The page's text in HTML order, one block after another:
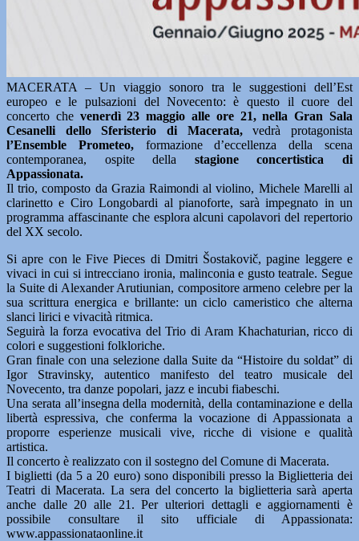
MACERATA – Un viaggio sonoro tra le suggestioni dell’Est
europeo e le pulsazioni del Novecento: è questo il cuore del
concerto chevenerdì 23 maggio alle ore 21, nella Gran Sala
Cesanelli dello Sferisterio di Macerata,vedrà protagonista
l’Ensemble Prometeo,formazione d’eccellenza della scena
contemporanea, ospite della stagione concertistica di
Appassionata.
Il trio, composto da Grazia Raimondi al violino, Michele Marelli al
clarinetto e Ciro Longobardi al pianoforte, sarà impegnato in un
programma affascinante che esplora alcuni capolavori del repertorio
del XX secolo.
Si apre con le Five Pieces di Dmitri Šostakovič, pagine leggere e
vivaci in cui si intrecciano ironia, malinconia e gusto teatrale. Segue
la Suite di Alexander Arutiunian, compositore armeno celebre per la
sua scrittura energica e brillante: un ciclo cameristico che alterna
slanci lirici e vivacità ritmica.
Seguirà la forza evocativa del Trio di Aram Khachaturian, ricco di
colori e suggestioni folkloriche.
Gran finale con una selezione dalla Suite da “Histoire du soldat” di
Igor Stravinsky, autentico manifesto del teatro musicale del
Novecento, tra danze popolari, jazz e incubi fiabeschi.
Una serata all’insegna della modernità, della contaminazione e della
libertà espressiva, che conferma la vocazione di Appassionata a
proporre esperienze musicali vive, ricche di visione e qualità
artistica.
Il concerto è realizzato con il sostegno del Comune di Macerata.
I biglietti (da 5 a 20 euro) sono disponibili presso la Biglietteria dei
Teatri di Macerata. La sera del concerto la biglietteria sarà aperta
anche dalle 20 alle 21. Per ulteriori dettagli e aggiornamenti è
possibile consultare il sito ufficiale di Appassionata:
www.appassionataonline.it